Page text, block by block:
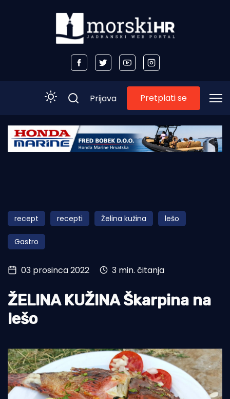
Početna
Obala
Otoci
Turizam i nautika
Pomorstvo
Ribolov
Ekologija
Prijava Pretplati se
recept recepti Želina kužina lešo
Gastro
03 prosinca 2022 3 min. čitanja
ŽELINA KUŽINA Škarpina na
lešo